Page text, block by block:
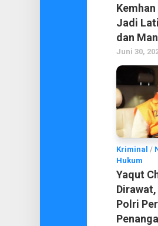
Jadi
dan
Juni 30,
Kriminal /
Hukum
Yaqut
Dirawat,
Polri